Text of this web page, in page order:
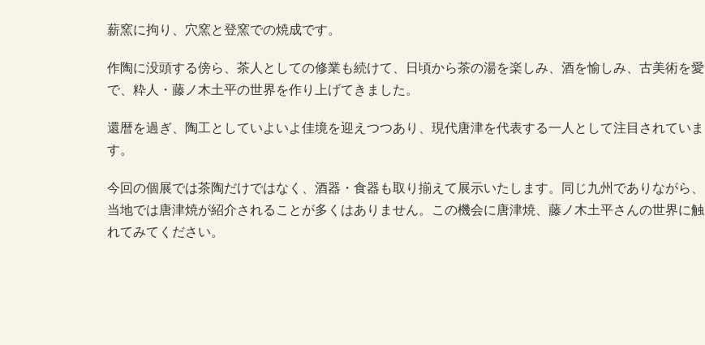
薪窯に拘り、穴窯と登窯での焼成です。
作陶に没頭する傍ら、茶人としての修業も続けて、日頃から茶の湯を楽しみ、酒を愉しみ、古美術を愛
で、粋人・藤ノ木土平の世界を作り上げてきました。
還暦を過ぎ、陶工としていよいよ佳境を迎えつつあり、現代唐津を代表する一人として注目されていま
す。
今回の個展では茶陶だけではなく、酒器・食器も取り揃えて展示いたします。同じ九州でありながら、
当地では唐津焼が紹介されることが多くはありません。この機会に唐津焼、藤ノ木土平さんの世界に触
れてみてください。